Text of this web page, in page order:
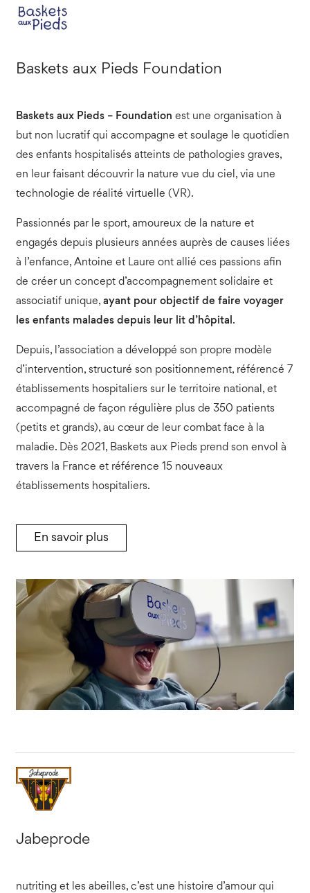
Baskets aux Pieds Foundation
Baskets aux Pieds – Foundation est une organisation à
but non lucratif qui accompagne et soulage le quotidien
des enfants hospitalisés atteints de pathologies graves,
en leur faisant découvrir la nature vue du ciel, via une
technologie de réalité virtuelle (VR).
Passionnés par le sport, amoureux de la nature et
engagés depuis plusieurs années auprès de causes liées
à l’enfance, Antoine et Laure ont allié ces passions afin
de créer un concept d’accompagnement solidaire et
associatif unique, ayant pour objectif de faire voyager
les enfants malades depuis leur lit d’hôpital.
Depuis, l’association a développé son propre modèle
d’intervention, structuré son positionnement, référencé 7
établissements hospitaliers sur le territoire national, et
accompagné de façon régulière plus de 350 patients
(petits et grands), au cœur de leur combat face à la
maladie. Dès 2021, Baskets aux Pieds prend son envol à
travers la France et référence 15 nouveaux
établissements hospitaliers.
En savoir plus
Jabeprode
nutriting et les abeilles, c’est une histoire d’amour qui